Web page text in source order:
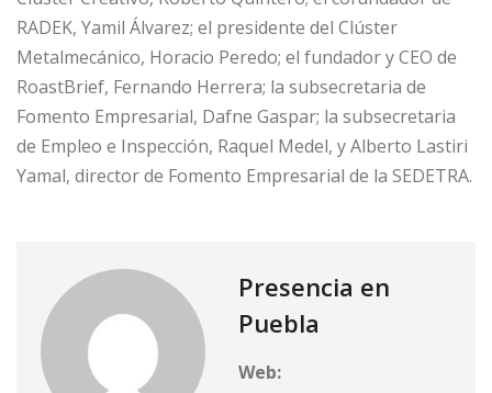
RADEK, Yamil Álvarez; el presidente del Clúster
Metalmecánico, Horacio Peredo; el fundador y CEO de
RoastBrief, Fernando Herrera; la subsecretaria de
Fomento Empresarial, Dafne Gaspar; la subsecretaria
de Empleo e Inspección, Raquel Medel, y Alberto Lastiri
Yamal, director de Fomento Empresarial de la SEDETRA.
Presencia en
Puebla
Web: